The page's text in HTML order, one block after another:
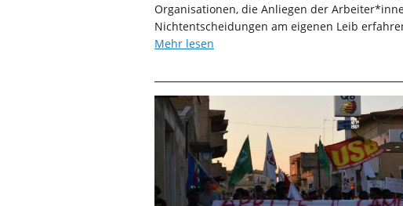
Organisationen, die Anliegen der
Nichtentscheidungen am eigenen Leib
Mehr lesen